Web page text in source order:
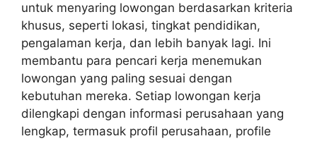
untuk menyaring lowongan berdasarkan kriteria
khusus, seperti lokasi, tingkat pendidikan,
pengalaman kerja, dan lebih banyak lagi. Ini
membantu para pencari kerja menemukan
lowongan yang paling sesuai dengan
kebutuhan mereka. Setiap lowongan kerja
dilengkapi dengan informasi perusahaan yang
lengkap, termasuk profil perusahaan, profile